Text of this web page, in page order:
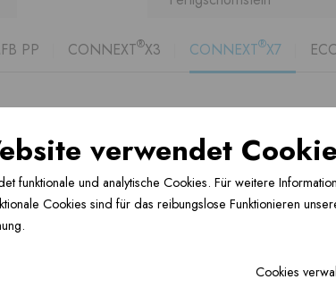
PP CONNEXT®X3 CONNEXT®X7
PP/Aluminium-Steckverbindungs-
®X7-Kupplung. Das PP-Abgasrohr wird durch diese
zentriert.
verwendet
funktionale und analytische Cookies. Für weitere
Cookies sind für das reibungslose Funktionieren
Cookies